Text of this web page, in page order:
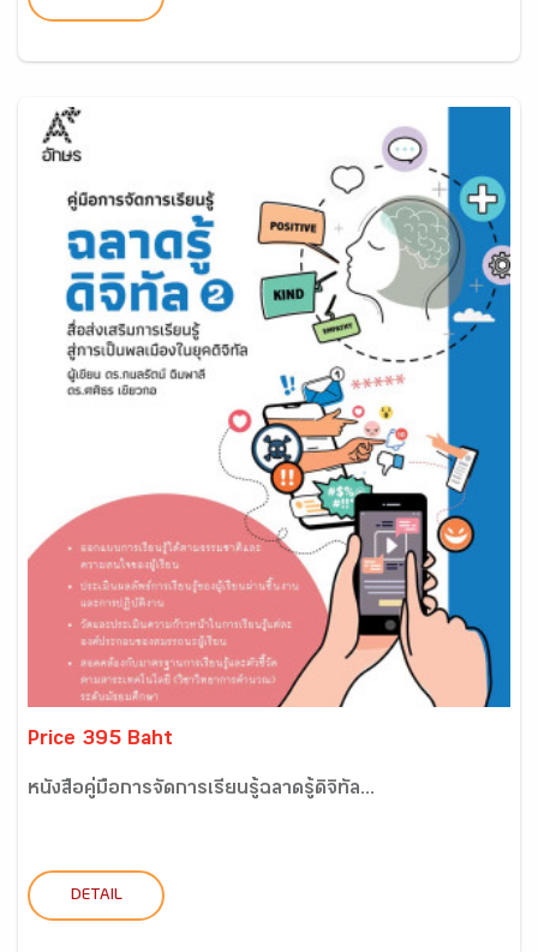
Price 395 Baht
หนังสือคู่มือการจัดการเรียนรู้ฉลาดรู้ดิจิทัล...
DETAIL